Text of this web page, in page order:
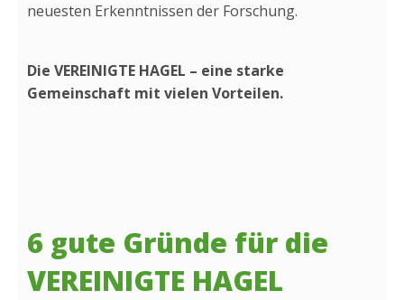
neuesten Erkenntnissen der Forschung.
Die VEREINIGTE HAGEL – eine starke
Gemeinschaft mit vielen Vorteilen.
6 gute Gründe für die
VEREINIGTE HAGEL